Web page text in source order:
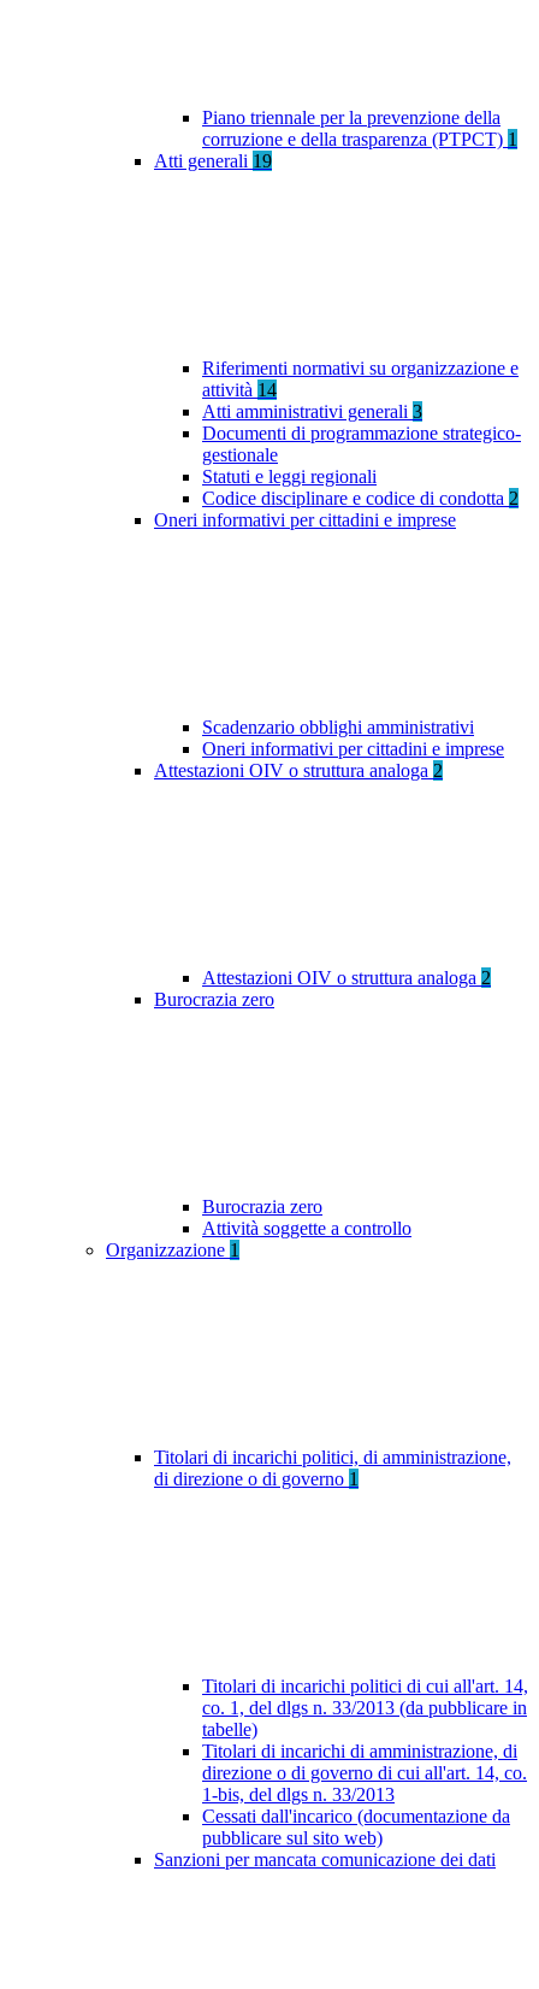
Piano triennale per la prevenzione della
corruzione e della trasparenza (PTPCT) 1
Atti generali 19
Riferimenti normativi su organizzazione e
attività 14
Atti amministrativi generali 3
Documenti di programmazione strategico-
gestionale
Statuti e leggi regionali
Codice disciplinare e codice di condotta 2
Oneri informativi per cittadini e imprese
Scadenzario obblighi amministrativi
Oneri informativi per cittadini e imprese
Attestazioni OIV o struttura analoga 2
Attestazioni OIV o struttura analoga 2
Burocrazia zero
Burocrazia zero
Attività soggette a controllo
Organizzazione 1
Titolari di incarichi politici, di amministrazione,
di direzione o di governo 1
Titolari di incarichi politici di cui all'art. 14,
co. 1, del dlgs n. 33/2013 (da pubblicare in
tabelle)
Titolari di incarichi di amministrazione, di
direzione o di governo di cui all'art. 14, co.
1-bis, del dlgs n. 33/2013
Cessati dall'incarico (documentazione da
pubblicare sul sito web)
Sanzioni per mancata comunicazione dei dati